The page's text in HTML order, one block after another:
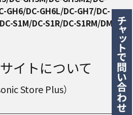
GH6/DC-GH6L/DC-GH7/DC-
S1M/DC-S1R/DC-S1RM/DMC-
イトについて
Store Plus）